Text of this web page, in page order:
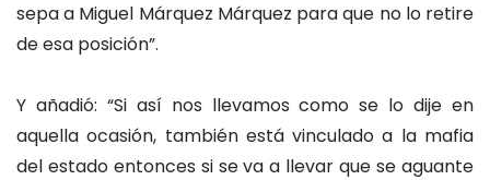
sepa a Miguel Márquez Márquez para que no lo retire
de esa posición”.
Y añadió: “Si así nos llevamos como se lo dije en
aquella ocasión, también está vinculado a la mafia
del estado entonces si se va a llevar que se aguante